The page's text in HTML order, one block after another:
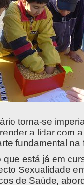
torna-se
a lidar com
fundamental
que está já em
Sexualidade
de Saúde,